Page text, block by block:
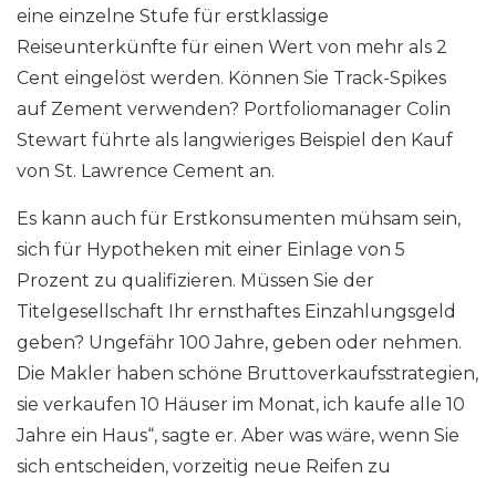
eine einzelne Stufe für erstklassige
Reiseunterkünfte für einen Wert von mehr als 2
Cent eingelöst werden. Können Sie Track-Spikes
auf Zement verwenden? Portfoliomanager Colin
Stewart führte als langwieriges Beispiel den Kauf
von St. Lawrence Cement an.
Es kann auch für Erstkonsumenten mühsam sein,
sich für Hypotheken mit einer Einlage von 5
Prozent zu qualifizieren. Müssen Sie der
Titelgesellschaft Ihr ernsthaftes Einzahlungsgeld
geben? Ungefähr 100 Jahre, geben oder nehmen.
Die Makler haben schöne Bruttoverkaufsstrategien,
sie verkaufen 10 Häuser im Monat, ich kaufe alle 10
Jahre ein Haus“, sagte er. Aber was wäre, wenn Sie
sich entscheiden, vorzeitig neue Reifen zu